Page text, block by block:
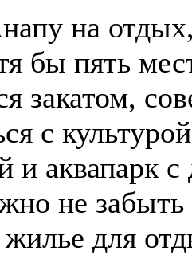
на
бы пять
закатом,
с
и аквапарк
не забыть
для